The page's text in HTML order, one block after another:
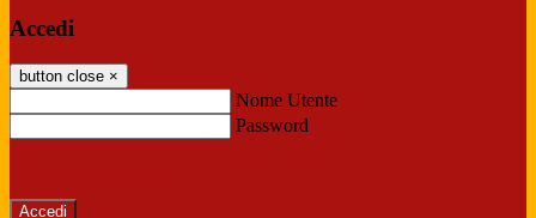
Accedi
button close ×
Nome Utente
Password